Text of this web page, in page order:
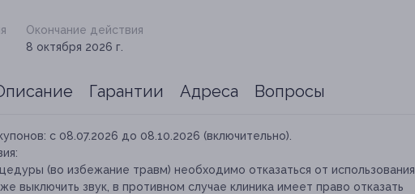
Окончание действия
8 октября 2026 г.
Гарантии Адреса Вопросы
с 08.07.2026 до 08.10.2026 (включительно).
(во избежание травм) необходимо отказаться от использования
выключить звук, в противном случае клиника имеет право отказать